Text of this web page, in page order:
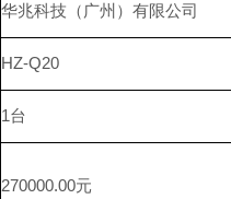
华兆科技（广州）有限公司
HZ-Q20
1台
270000.00元